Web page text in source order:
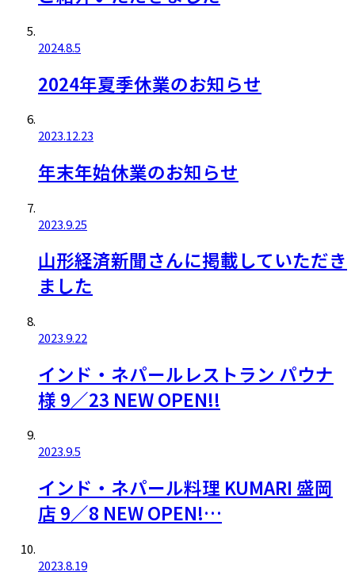
2024.8.5
2024年夏季休業のお知らせ
2023.12.23
年末年始休業のお知らせ
2023.9.25
山形経済新聞さんに掲載していただき
ました
2023.9.22
インド・ネパールレストラン パウナ
様 9／23 NEW OPEN!!
2023.9.5
インド・ネパール料理 KUMARI 盛岡
店 9／8 NEW OPEN!…
2023.8.19